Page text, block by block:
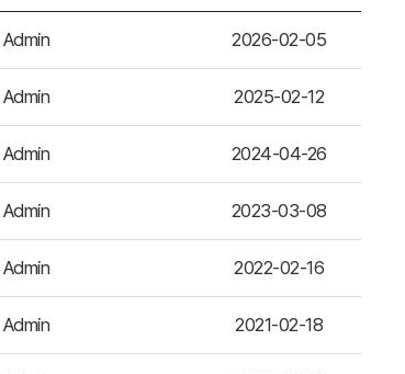
Admin 2026-02-05
Admin 2025-02-12
Admin 2024-04-26
Admin 2023-03-08
Admin 2022-02-16
Admin 2021-02-18